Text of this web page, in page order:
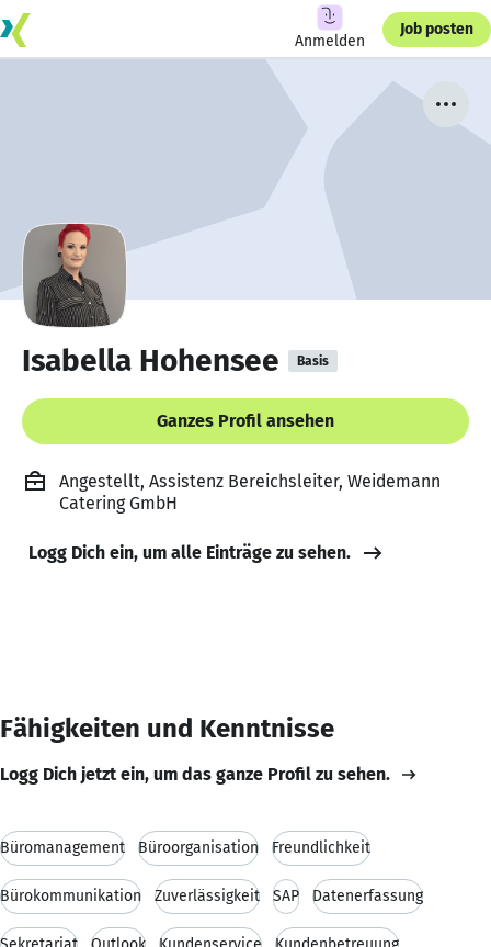
Anmelden
Job posten
Isabella Hohensee Basis
Ganzes Profil ansehen
Angestellt, Assistenz Bereichsleiter, Weidemann
Catering GmbH
Logg Dich ein, um alle Einträge zu sehen.
Fähigkeiten und Kenntnisse
Logg Dich jetzt ein, um das ganze Profil zu sehen.
Büromanagement Büroorganisation Freundlichkeit
Bürokommunikation Zuverlässigkeit SAP Datenerfassung